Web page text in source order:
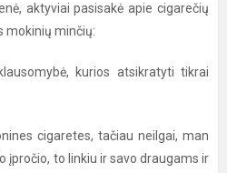
aktyviai pasisakė apie cigarečių
mokinių minčių:
kurios atsikratyti tikrai
cigaretes, tačiau neilgai, man
įpročio, to linkiu ir savo draugams ir